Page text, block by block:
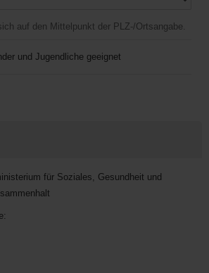
auf den Mittelpunkt der PLZ-/Ortsangabe.
und Jugendliche geeignet
für Soziales, Gesundheit und